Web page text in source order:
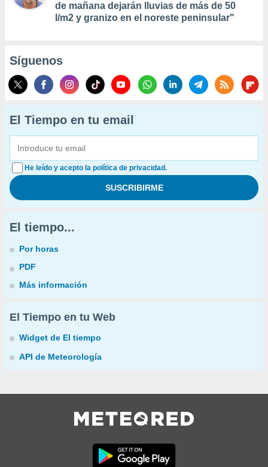
de mañana dejarán lluvias de más de 50
l/m2 y granizo en el noreste peninsular"
Síguenos
El Tiempo en tu email
He leído y acepto la política de privacidad.
El tiempo...
Por horas
PDF
Más información
El Tiempo en tu Web
Widget de El tiempo
API de Meteorología